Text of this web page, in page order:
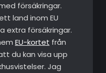
försäkringar.
land inom EU
extra försäkringar.
EU-kortet från
du kan visa upp
Jag